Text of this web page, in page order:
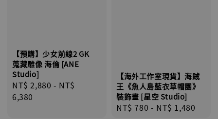
【預購】少女前線2 GK
蒐藏雕像 海倫 [ANE
Studio]
Regular
price
NT$ 2,880 - NT$
6,380
【海外工作室現貨】海賊
王《魚人島藍衣草帽團》
裝飾畫 [星空 Studio]
Regular
NT$ 780 - NT$ 1,480